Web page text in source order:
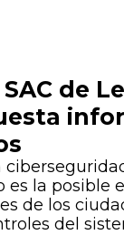
de
es la posible
de los
del